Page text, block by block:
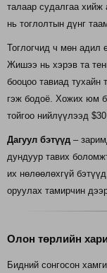
талаар судалгаа
нь тоглолтын дүнг
Тоглогчид ч мөн адил
Жишээ нь хэрэв та
бооцоо тавиад тухайн
гэж бодоё. Хожих юм
тойгоо нийлүүлээд
Дагуул бэтүүд –
дундуур тавих
их нөлөөлөхгүй
оруулах тамирчин
Олон төрлийн
Бидний сонгосон